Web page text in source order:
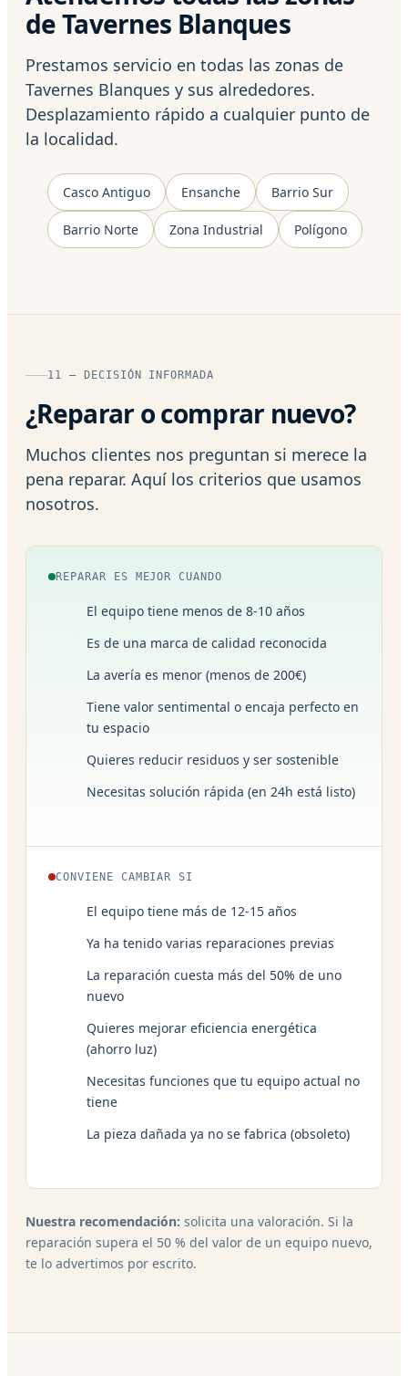
de Tavernes Blanques
Prestamos servicio en todas las zonas de
Tavernes Blanques y sus alrededores.
Desplazamiento rápido a cualquier punto de
la localidad.
Casco Antiguo Ensanche Barrio Sur
Barrio Norte Zona Industrial Polígono
11 — DECISIÓN INFORMADA
¿Reparar o comprar nuevo?
Muchos clientes nos preguntan si merece la
pena reparar. Aquí los criterios que usamos
nosotros.
REPARAR ES MEJOR CUANDO
El equipo tiene menos de 8-10 años
Es de una marca de calidad reconocida
La avería es menor (menos de 200€)
Tiene valor sentimental o encaja perfecto en
tu espacio
Quieres reducir residuos y ser sostenible
Necesitas solución rápida (en 24h está listo)
CONVIENE CAMBIAR SI
El equipo tiene más de 12-15 años
Ya ha tenido varias reparaciones previas
La reparación cuesta más del 50% de uno
nuevo
Quieres mejorar eficiencia energética
(ahorro luz)
Necesitas funciones que tu equipo actual no
tiene
La pieza dañada ya no se fabrica (obsoleto)
Nuestra recomendación: solicita una valoración. Si la
reparación supera el 50 % del valor de un equipo nuevo,
te lo advertimos por escrito.